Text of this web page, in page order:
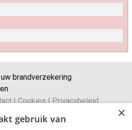
|Cookies|Privacybeleid
×
gebruik van